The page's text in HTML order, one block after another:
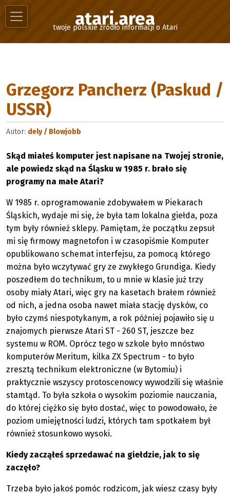
atari.area
twoje polskie źródło informacji o Atari
Grzegorz Pancherz (Paskud /
USSR)
Autor: dely / Blowjobb
Skąd miałeś komputer jest napisane na Twojej stronie,
ale powiedz skąd na Śląsku w 1985 r. brało się
programy na małe Atari?
W 1985 r. oprogramowanie zdobywałem w Piekarach
Śląskich, wydaje mi się, że była tam lokalna giełda, poza
tym były również sklepy. Pamiętam, że początku zepsuł
mi się firmowy magnetofon i w czasopiśmie Komputer
opublikowano schemat interfejsu, za pomocą którego
można było wczytywać gry ze zwykłego Grundiga. Kiedy
poszedłem do technikum, to u mnie w klasie już trzy
osoby miały Atari, więc gry na kasetach brałem również
od nich, a jedna osoba nawet miała stację dysków, co
było czymś niespotykanym, a rok później pojawiło się u
znajomych pierwsze Atari ST - 260 ST, jeszcze bez
systemu w ROM. Oprócz tego w szkole było mnóstwo
komputerów Meritum, kilka ZX Spectrum - to było
zresztą technikum elektroniczne (w Bytomiu) i
praktycznie wszyscy protoscenowcy wywodzili się właśnie
stamtąd. To była szkoła o wysokim poziomie nauczania,
do której ciężko się było dostać, więc to powodowało, że
poziom umiejętności ludzi, których tam spotkałem był
również stosunkowo wysoki.
Kiedy zacząłeś sprzedawać na giełdzie, jak to się
zaczęło?
Trzeba było jakoś pomóc rodzicom, jak wiesz czasy były